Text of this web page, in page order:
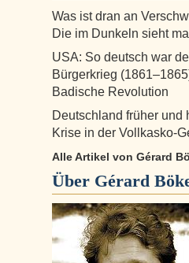
Was ist dran an
Die im Dunkeln sieht
USA: So deutsch war
Bürgerkrieg
Badische Revolution
Deutschland früher und
Krise in der Vollkasko-
Alle Artikel von Gérard
Über Gérard